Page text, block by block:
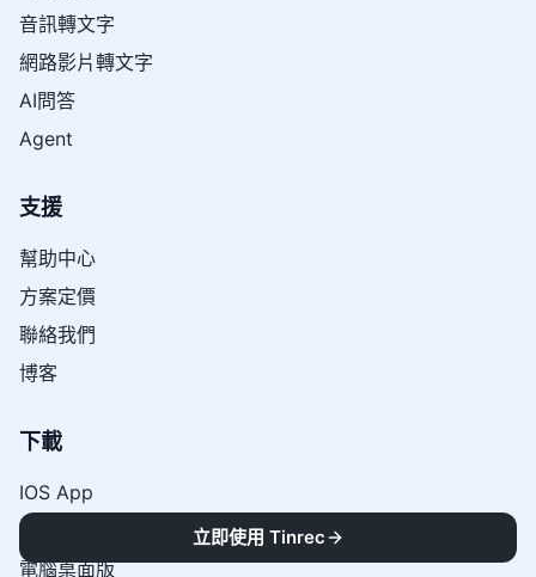
音訊轉文字
網路影片轉文字
AI問答
Agent
支援
幫助中心
方案定價
聯絡我們
博客
下載
IOS App
Android App
電腦桌面版
立即使用 Tinrec